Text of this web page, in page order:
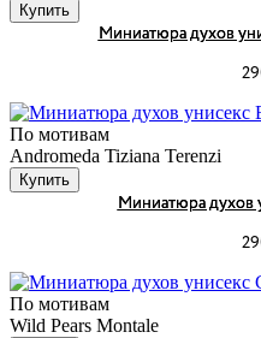
Купить
Миниатюра духов
По мотивам
Andromeda Tiziana Terenzi
Купить
Миниатюра духов
По мотивам
Wild Pears Montale